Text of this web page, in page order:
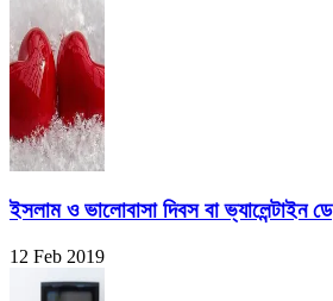
ইসলাম ও ভালোবাসা দিবস বা ভ্যালেন্টাইন ডে
12 Feb 2019